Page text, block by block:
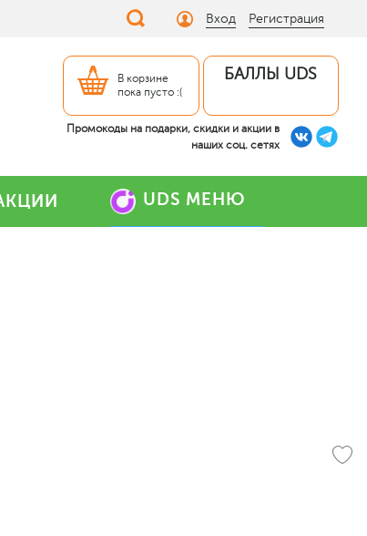
Вход Регистрация
В корзине
пока пусто :(
БАЛЛЫ UDS
Промокоды на подарки, скидки и акции в
наших соц. сетях
UDS МЕНЮ